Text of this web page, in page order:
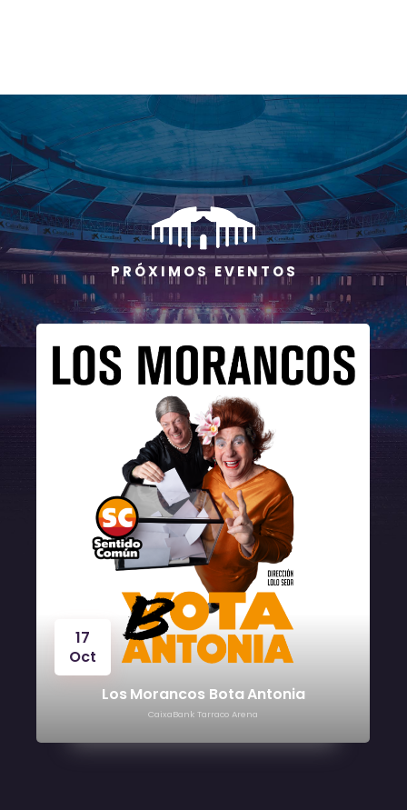
P R Ó X I M O S E V E N T O S
17
Oct
Los Morancos Bota Antonia
CaixaBank Tarraco Arena